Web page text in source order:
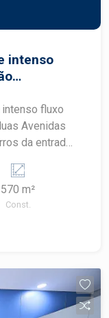
intenso
fluxo
Avenidas
terminal de
andar
3 salas
570 m²
Const.